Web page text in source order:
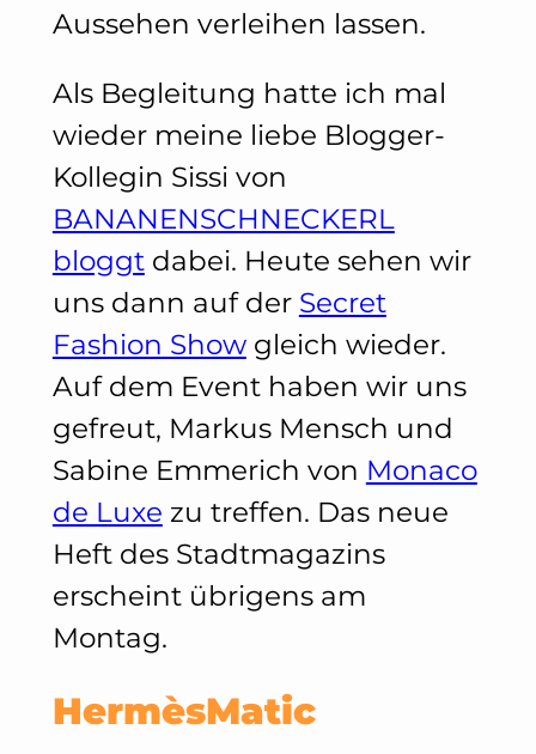
Aussehen verleihen lassen.
Als Begleitung hatte ich mal
wieder meine liebe Blogger-
Kollegin Sissi von
BANANENSCHNECKERL
bloggtdabei. Heute sehen wir
uns dann auf der Secret
Fashion Showgleich wieder.
Auf dem Event haben wir uns
gefreut, Markus Mensch und
Sabine Emmerich von Monaco
de Luxe zu treffen. Das neue
Heft des Stadtmagazins
erscheint übrigens am
Montag.
HermèsMatic